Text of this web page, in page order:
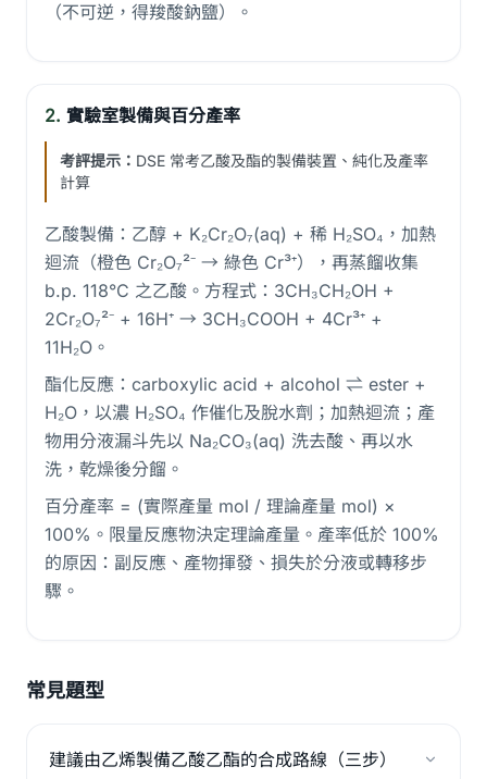
（不可逆，得羧酸鈉鹽）。
2. 實驗室製備與百分產率
考評提示： DSE 常考乙酸及酯的製備裝置、純化及產率
計算
乙酸製備：乙醇 + K₂Cr₂O₇(aq) + 稀 H₂SO₄，加熱
迴流（橙色 Cr₂O₇²⁻ → 綠色 Cr³⁺），再蒸餾收集
b.p. 118°C 之乙酸。方程式：3CH₃CH₂OH +
2Cr₂O₇²⁻ + 16H⁺ → 3CH₃COOH + 4Cr³⁺ +
11H₂O。
酯化反應：carboxylic acid + alcohol ⇌ ester +
H₂O，以濃 H₂SO₄ 作催化及脫水劑；加熱迴流；產
物用分液漏斗先以 Na₂CO₃(aq) 洗去酸、再以水
洗，乾燥後分餾。
百分產率 = (實際產量 mol / 理論產量 mol) ×
100%。限量反應物決定理論產量。產率低於 100%
的原因：副反應、產物揮發、損失於分液或轉移步
驟。
常見題型
建議由乙烯製備乙酸乙酯的合成路線（三步）